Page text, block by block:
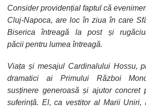
Consider providențial faptul că
Cluj-Napoca, are loc în ziua în care
Biserica întreagă la post și
păcii pentru lumea întreagă.
Viața și mesajul Cardinalului Hossu,
dramatici ai Primului Război
susținere generoasă și ajutor concret
suferință. El, ca vestitor al Marii